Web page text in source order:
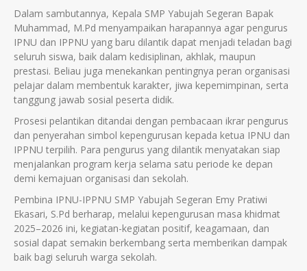
Dalam sambutannya, Kepala SMP Yabujah Segeran Bapak
Muhammad, M.Pd menyampaikan harapannya agar pengurus
IPNU dan IPPNU yang baru dilantik dapat menjadi teladan bagi
seluruh siswa, baik dalam kedisiplinan, akhlak, maupun
prestasi. Beliau juga menekankan pentingnya peran organisasi
pelajar dalam membentuk karakter, jiwa kepemimpinan, serta
tanggung jawab sosial peserta didik.
Prosesi pelantikan ditandai dengan pembacaan ikrar pengurus
dan penyerahan simbol kepengurusan kepada ketua IPNU dan
IPPNU terpilih. Para pengurus yang dilantik menyatakan siap
menjalankan program kerja selama satu periode ke depan
demi kemajuan organisasi dan sekolah.
Pembina IPNU-IPPNU SMP Yabujah Segeran Emy Pratiwi
Ekasari, S.Pd berharap, melalui kepengurusan masa khidmat
2025–2026 ini, kegiatan-kegiatan positif, keagamaan, dan
sosial dapat semakin berkembang serta memberikan dampak
baik bagi seluruh warga sekolah.